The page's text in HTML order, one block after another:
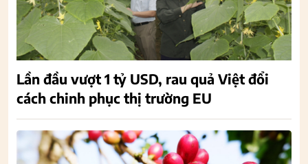
Lần đầu vượt 1 tỷ USD, rau quả Việt đổi
cách chinh phục thị trường EU